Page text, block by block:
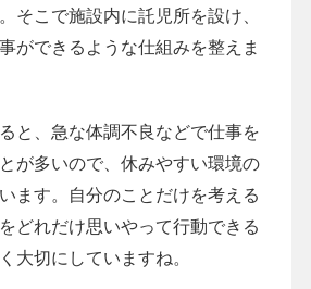
そこで施設内に託児所を設け、
ができるような仕組みを整えま
と、急な体調不良などで仕事を
が多いので、休みやすい環境の
ます。自分のことだけを考える
どれだけ思いやって行動できる
大切にしていますね。